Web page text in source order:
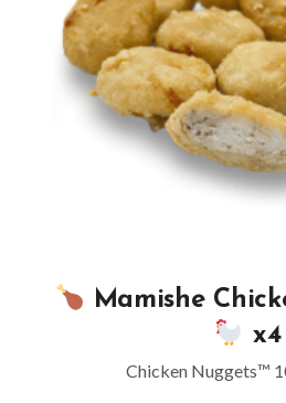
Mamishe
x4
Chicken Nuggets™